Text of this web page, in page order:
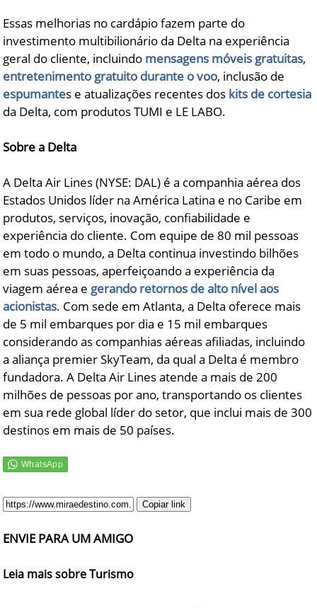
Essas melhorias no cardápio fazem parte do
investimento multibilionário da Delta na experiência
geral do cliente, incluindo mensagens móveis gratuitas,
entretenimento gratuito durante o voo, inclusão de
espumantes e atualizações recentes dos kits de cortesia
da Delta, com produtos TUMI e LE LABO.
Sobre a Delta
A Delta Air Lines (NYSE: DAL) é a companhia aérea dos
Estados Unidos líder na América Latina e no Caribe em
produtos, serviços, inovação, confiabilidade e
experiência do cliente. Com equipe de 80 mil pessoas
em todo o mundo, a Delta continua investindo bilhões
em suas pessoas, aperfeiçoando a experiência da
viagem aérea e gerando retornos de alto nível aos
acionistas. Com sede em Atlanta, a Delta oferece mais
de 5 mil embarques por dia e 15 mil embarques
considerando as companhias aéreas afiliadas, incluindo
a aliança premier SkyTeam, da qual a Delta é membro
fundadora. A Delta Air Lines atende a mais de 200
milhões de pessoas por ano, transportando os clientes
em sua rede global líder do setor, que inclui mais de 300
destinos em mais de 50 países.
Copiar link
ENVIE PARA UM AMIGO
Leia mais sobre Turismo